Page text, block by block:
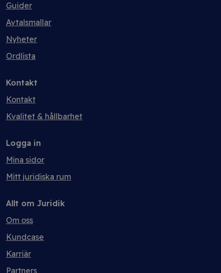
Guider
Avtalsmallar
Nyheter
Ordlista
Kontakt
Kontakt
Kvalitet & hållbarhet
Logga in
Mina sidor
Mitt juridiska rum
Allt om Juridik
Om oss
Kundcase
Karriär
Partners